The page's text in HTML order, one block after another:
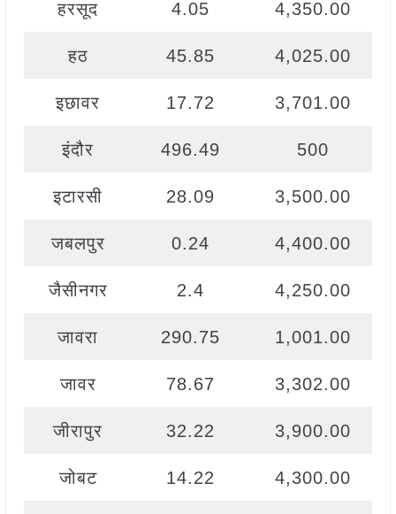
हरसूद 4.05 4,350.00
हठ 45.85 4,025.00
इछावर 17.72 3,701.00
इंदौर 496.49 500
इटारसी 28.09 3,500.00
जबलपुर 0.24 4,400.00
जैसीनगर 2.4 4,250.00
जावरा 290.75 1,001.00
जावर 78.67 3,302.00
जीरापुर 32.22 3,900.00
जोबट 14.22 4,300.00